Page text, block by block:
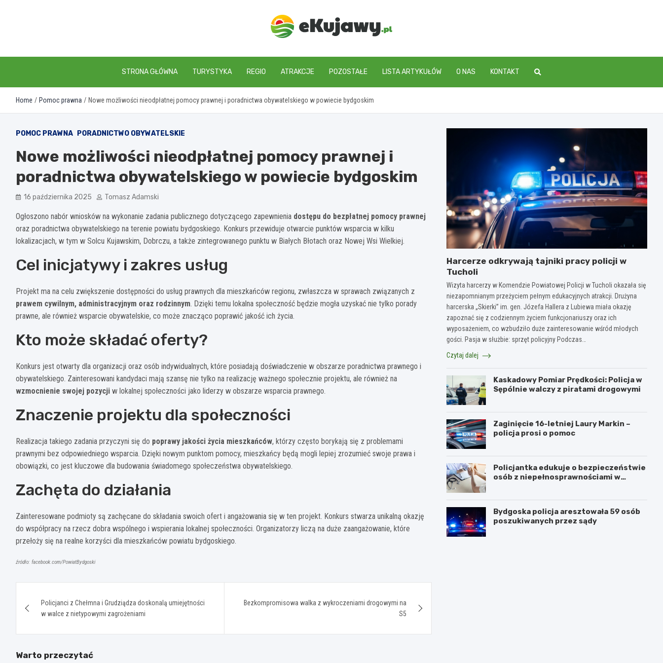
ekujawy.pl
STRONA GŁÓWNA TURYSTYKA REGIO ATRAKCJE POZOSTAŁE LISTA ARTYKUŁÓW O NAS KONTAKT
Home Pomoc prawna Nowe możliwości nieodpłatnej pomocy prawnej i poradnictwa obywatelskiego w powiecie bydgoskim
POMOC PRAWNA PORADNICTWO OBYWATELSKIE
Nowe możliwości nieodpłatnej pomocy prawnej i
poradnictwa obywatelskiego w powiecie bydgoskim
16 października 2025 Tomasz Adamski
Ogłoszono nabór wniosków na wykonanie zadania publicznego dotyczącego zapewnienia dostępu do bezpłatnej pomocy prawnej
oraz poradnictwa obywatelskiego na terenie powiatu bydgoskiego. Konkurs przewiduje otwarcie punktów wsparcia w kilku
lokalizacjach, w tym w Solcu Kujawskim, Dobrczu, a także zintegrowanego punktu w Białych Błotach oraz Nowej Wsi Wielkiej.
Cel inicjatywy i zakres usług
Projekt ma na celu zwiększenie dostępności do usług prawnych dla mieszkańców regionu, zwłaszcza w sprawach związanych z
prawem cywilnym, administracyjnym oraz rodzinnym. Dzięki temu lokalna społeczność będzie mogła uzyskać nie tylko porady
prawne, ale również wsparcie obywatelskie, co może znacząco poprawić jakość ich życia.
Kto może składać oferty?
Konkurs jest otwarty dla organizacji oraz osób indywidualnych, które posiadają doświadczenie w obszarze poradnictwa prawnego i
obywatelskiego. Zainteresowani kandydaci mają szansę nie tylko na realizację ważnego społecznie projektu, ale również na
wzmocnienie swojej pozycji w lokalnej społeczności jako liderzy w obszarze wsparcia prawnego.
Znaczenie projektu dla społeczności
Realizacja takiego zadania przyczyni się do poprawy jakości życia mieszkańców, którzy często borykają się z problemami
prawnymi bez odpowiedniego wsparcia. Dzięki nowym punktom pomocy, mieszkańcy będą mogli lepiej zrozumieć swoje prawa i
obowiązki, co jest kluczowe dla budowania świadomego społeczeństwa obywatelskiego.
Zachęta do działania
Zainteresowane podmioty są zachęcane do składania swoich ofert i angażowania się w ten projekt. Konkurs stwarza unikalną okazję
do współpracy na rzecz dobra wspólnego i wspierania lokalnej społeczności. Organizatorzy liczą na duże zaangażowanie, które
przełoży się na realne korzyści dla mieszkańców powiatu bydgoskiego.
źródło: facebook.com/PowiatBydgoski
wpisuPolicjanci z Chełmna i Grudziądza doskonalą umiejętności
w walce z nietypowymi zagrożeniami
Bezkompromisowa walka z wykroczeniami drogowymi na
S5
Harcerze odkrywają tajniki pracy policji w
Tucholi
Wizyta harcerzy w Komendzie Powiatowej Policji w Tucholi okazała się
niezapomnianym przeżyciem pełnym edukacyjnych atrakcji. Drużyna
harcerska „Skierki” im. gen. Józefa Hallera z Lubiewa miała okazję
zapoznać się z codziennym życiem funkcjonariuszy oraz ich
wyposażeniem, co wzbudziło duże zainteresowanie wśród młodych
gości. Pasja w służbie: sprzęt policyjny Podczas…
Czytaj dalej
Kaskadowy Pomiar Prędkości: Policja w
Sępólnie walczy z piratami drogowymi
Zaginięcie 16-letniej Laury Markin –
policja prosi o pomoc
Policjantka edukuje o bezpieczeństwie
osób z niepełnosprawnościami w
Bydgoska policja aresztowała 59 osób
poszukiwanych przez sądy
Warto przeczytać